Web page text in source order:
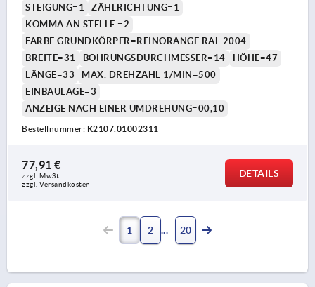
STEIGUNG=1
ZÄHLRICHTUNG=1
KOMMA AN STELLE =2
FARBE GRUNDKÖRPER=REINORANGE RAL 2004
BREITE=31
BOHRUNGSDURCHMESSER=14
HÖHE=47
LÄNGE=33
MAX. DREHZAHL 1/MIN=500
EINBAULAGE=3
ANZEIGE NACH EINER UMDREHUNG=00,10
Bestellnummer: K2107.01002311
77,91 €
zzgl. MwSt.
zzgl. Versandkosten
DETAILS
1 2 20